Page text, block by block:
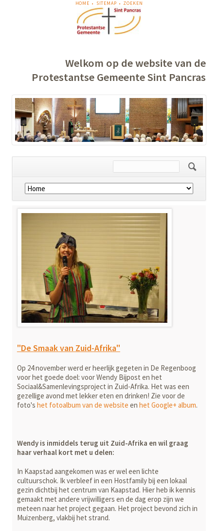
NAVIGATIE
OVERSLAAN
HOME SITEMAP ZOEKEN
Welkom op de website van de
Protestantse Gemeente Sint Pancras
Navigatie
overslaan
"De Smaak van Zuid-Afrika"
Op 24 november werd er heerlijk gegeten in De Regenboog
voor het goede doel: voor Wendy Bijpost en het
Sociaal&Samenlevingsproject in Zuid-Afrika. Het was een
gezellige avond met lekker eten en drinken! Zie voor de
foto's het fotoalbum van de website en het Google+ album.
Wendy is inmiddels terug uit Zuid-Afrika en wil graag
haar verhaal kort met u delen:
In Kaapstad aangekomen was er wel een lichte
cultuurschok. Ik verbleef in een Hostfamily bij een lokaal
gezin dichtbij het centrum van Kaapstad. Hier heb ik kennis
gemaakt met andere vrijwilligers en de dag erop zijn we
meteen naar het project gegaan. Het project bevond zich in
Muizenberg, vlakbij het strand.